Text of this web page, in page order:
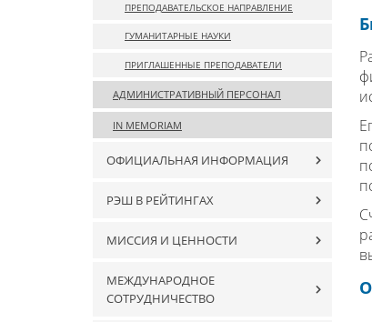
ПРЕПОДАВАТЕЛЬСКОЕ НАПРАВЛЕНИЕ
ГУМАНИТАРНЫЕ НАУКИ
ПРИГЛАШЕННЫЕ ПРЕПОДАВАТЕЛИ
АДМИНИСТРАТИВНЫЙ ПЕРСОНАЛ
IN MEMORIAM
ОФИЦИАЛЬНАЯ ИНФОРМАЦИЯ
РЭШ В РЕЙТИНГАХ
МИССИЯ И ЦЕННОСТИ
МЕЖДУНАРОДНОЕ
СОТРУДНИЧЕСТВО